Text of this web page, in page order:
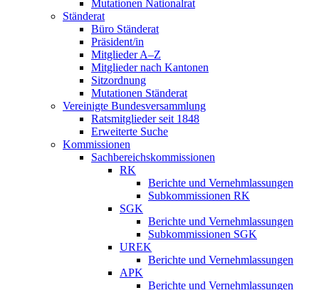
Mutationen Nationalrat
Ständerat
Büro Ständerat
Präsident/in
Mitglieder A–Z
Mitglieder nach Kantonen
Sitzordnung
Mutationen Ständerat
Vereinigte Bundesversammlung
Ratsmitglieder seit 1848
Erweiterte Suche
Kommissionen
Sachbereichskommissionen
RK
Berichte und Vernehmlassungen
Subkommissionen RK
SGK
Berichte und Vernehmlassungen
Subkommissionen SGK
UREK
Berichte und Vernehmlassungen
APK
Berichte und Vernehmlassungen